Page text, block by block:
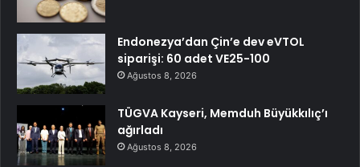
Endonezya’dan Çin’e dev eVTOL
siparişi: 60 adet VE25-100
Ağustos 8, 2026
TÜGVA Kayseri, Memduh Büyükkılıç’ı
ağırladı
Ağustos 8, 2026